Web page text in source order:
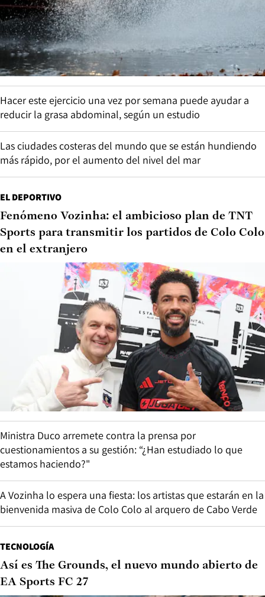
Hacer este ejercicio una vez por semana puede ayudar a
reducir la grasa abdominal, según un estudio
Las ciudades costeras del mundo que se están hundiendo
más rápido, por el aumento del nivel del mar
EL DEPORTIVO
Fenómeno Vozinha: el ambicioso plan de TNT
Sports para transmitir los partidos de Colo Colo
en el extranjero
Ministra Duco arremete contra la prensa por
cuestionamientos a su gestión: “¿Han estudiado lo que
estamos haciendo?"
A Vozinha lo espera una fiesta: los artistas que estarán en la
bienvenida masiva de Colo Colo al arquero de Cabo Verde
TECNOLOGÍA
Así es The Grounds, el nuevo mundo abierto de
EA Sports FC 27